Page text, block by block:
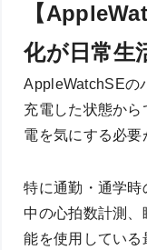
【
化が日常生
AppleWatchSEの
充電した状態か
電を気にする必要
特に通勤・通学時
中の心拍数計測
能を使用している